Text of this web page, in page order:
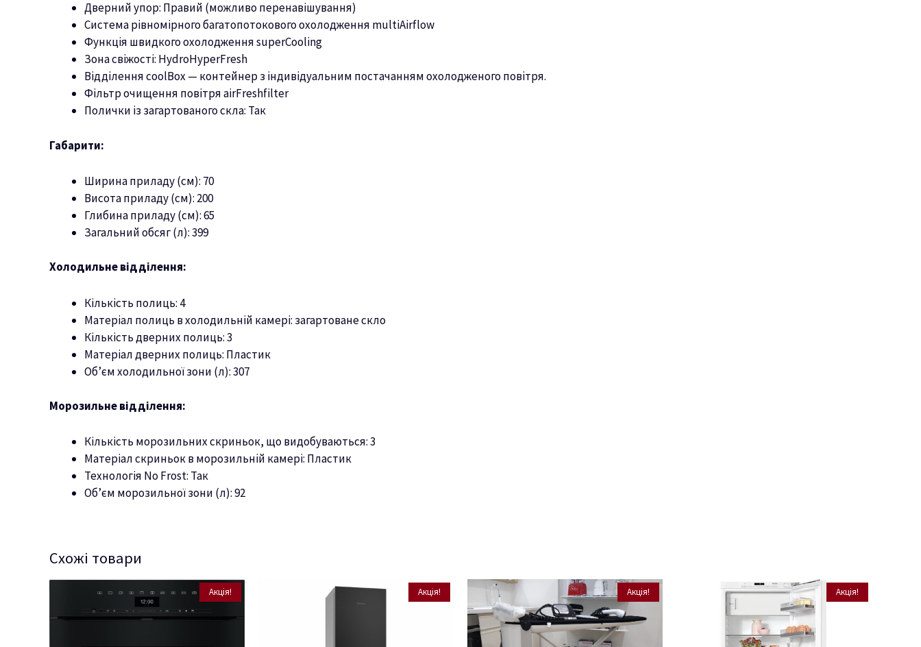
Дверний упор: Правий (можливо перенавішування)
Система рівномірного багатопотокового охолодження multiAirflow
Функція швидкого охолодження superCooling
Зона свіжості: HydroHyperFresh
Відділення coolBox — контейнер з індивідуальним постачанням охолодженого повітря.
Фільтр очищення повітря airFreshfilter
Полички із загартованого скла: Так
Габарити:
Ширина приладу (см): 70
Висота приладу (см): 200
Глибина приладу (см): 65
Загальний обсяг (л): 399
Холодильне відділення:
Кількість полиць: 4
Матеріал полиць в холодильній камері: загартоване скло
Кількість дверних полиць: 3
Матеріал дверних полиць: Пластик
Об’єм холодильної зони (л): 307
Морозильне відділення:
Кількість морозильних скриньок, що видобуваються: 3
Матеріал скриньок в морозильній камері: Пластик
Технологія No Frost: Так
Об’єм морозильної зони (л): 92
Схожі товари
Акція! Акція! Акція! Акція!